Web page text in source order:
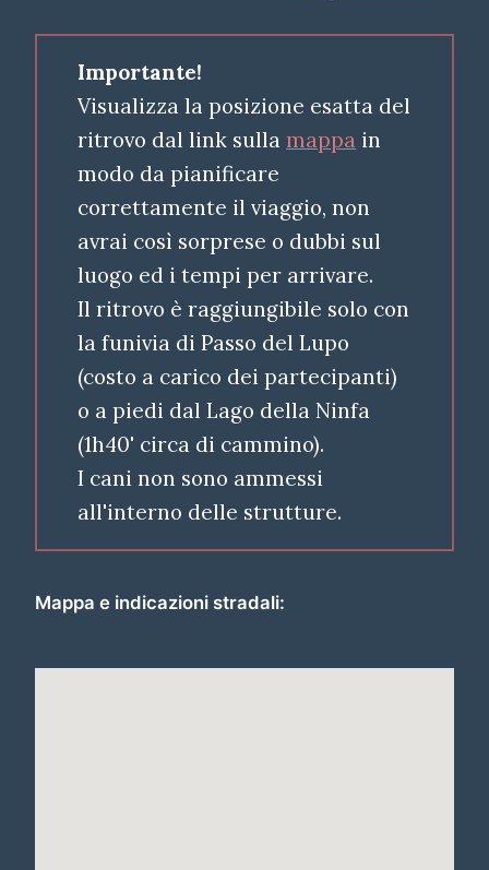
Importante!
Visualizza la posizione esatta del
ritrovo dal link sullamappa in
modo da pianificare
correttamente il viaggio, non
avrai così sorprese o dubbi sul
luogo ed i tempi per arrivare.
Il ritrovo è raggiungibile solo con
la funivia di Passo del Lupo
(costo a carico dei partecipanti)
o a piedi dal Lago della Ninfa
(1h40' circa di cammino).
I cani non sono ammessi
all'interno delle strutture.
Mappa e indicazioni stradali: